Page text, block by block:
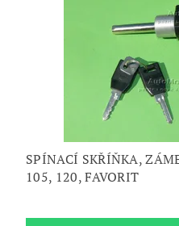
SPÍNACÍ SKŘÍŇKA,
105, 120, FAVORIT